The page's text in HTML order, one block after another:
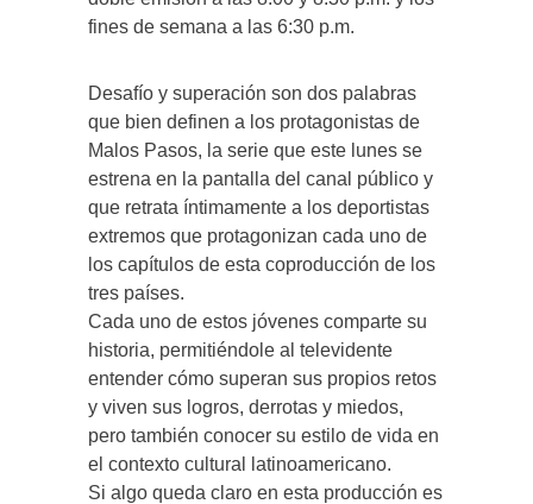
fines de semana a las 6:30 p.m.
Desafío y superación son dos palabras
que bien definen a los protagonistas de
Malos Pasos, la serie que este lunes se
estrena en la pantalla del canal público y
que retrata íntimamente a los deportistas
extremos que protagonizan cada uno de
los capítulos de esta coproducción de los
tres países.
Cada uno de estos jóvenes comparte su
historia, permitiéndole al televidente
entender cómo superan sus propios retos
y viven sus logros, derrotas y miedos,
pero también conocer su estilo de vida en
el contexto cultural latinoamericano.
Si algo queda claro en esta producción es